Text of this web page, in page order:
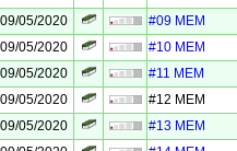
09/05/2020
#09 MEM
09/05/2020
#10 MEM
09/05/2020
#11 MEM
09/05/2020
#12 MEM
09/05/2020
#13 MEM